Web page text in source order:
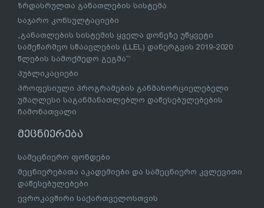
ზრდასრულთა განათლების სისტემა
საჯარო კონსულტაციები
„განათლების სისტემის ყველა დონეზე უწყვეტი
სამეწარმეო სწაავლების (LLEL) დანერგვის 2019-2020
წლების სამოქმედო გეგმა“’
პუბლიკაციები
პროფესიული პროგრამების განმახორციელებელი
უმაღლესი საგანმანათლებლო დაწესებულებების
ჩამონათვალი
მეცნიერება
სამეცნიერო ფონდები
მეცნიერებათა აკადემიები და სამეცნიერო კვლევითი
დაწესებულებები
ევროკავშირი საქართველოსთვის